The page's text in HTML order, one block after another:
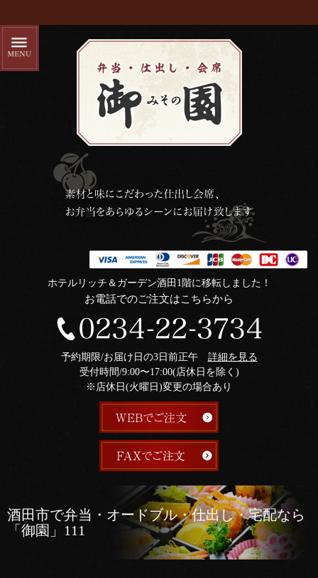
ホテルリッチ＆ガーデン酒田1階に移転しました！
お電話でのご注文はこちらから
予約期限/お届け日の3日前正午 詳細を見る
受付時間/9:00〜17:00(店休日を除く)
※店休日(火曜日)変更の場合あり
酒田市で弁当・オードブル・仕出し・宅配なら
「御園」111